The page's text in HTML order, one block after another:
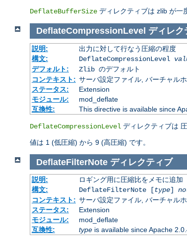
DeflateBufferSize ディレクティブは zlib が一
DeflateCompressionLevel ディレク
説明:
出力に対して行なう圧縮の程度
構文:
DeflateCompressionLevel
デフォルト:
Zlib のデフォルト
コンテキスト: サーバ設定ファイル, バーチャル
ステータス:
Extension
モジュール:
mod_deflate
互換性:
This directive is available since
DeflateCompressionLevel ディレクティブは
値は 1 (低圧縮) から 9 (高圧縮) です。
DeflateFilterNote ディレクティブ
説明:
ロギング用に圧縮比をメモに追加
構文:
DeflateFilterNote [type]
コンテキスト: サーバ設定ファイル, バーチャル
ステータス:
Extension
モジュール:
mod_deflate
互換性:
typeis available since Apache